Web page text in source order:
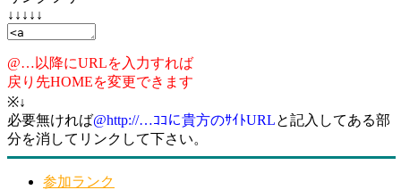
↓↓↓↓↓
@…以降にURLを入力すれば
戻り先HOMEを変更できます
※↓
必要無ければ@http://…ｺｺに貴方のｻｲﾄURLと記入してある部
分を消してリンクして下さい。
参加ランク